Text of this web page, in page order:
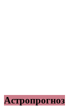
Астропрогноз